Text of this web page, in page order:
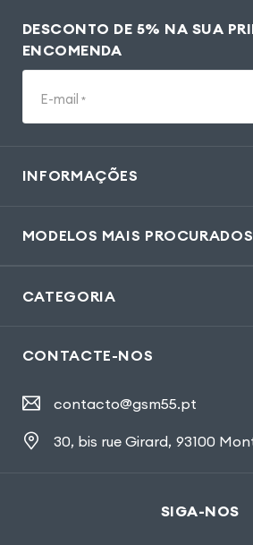
DESCONTO DE 5% NA SUA
ENCOMENDA
E-mail *
INFORMAÇÕES
MODELOS MAIS PROCURADOS
CATEGORIA
CONTACTE-NOS
contacto@gsm55.pt
30, bis rue Girard, 93100
SIGA-NOS